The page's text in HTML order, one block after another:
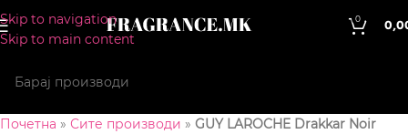
Skip to navigation
Skip to main content
0
Почетна » Сите производи » GUY LAROCHE Drakkar Noir